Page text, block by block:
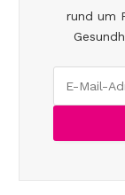
rund um
E-Mail-